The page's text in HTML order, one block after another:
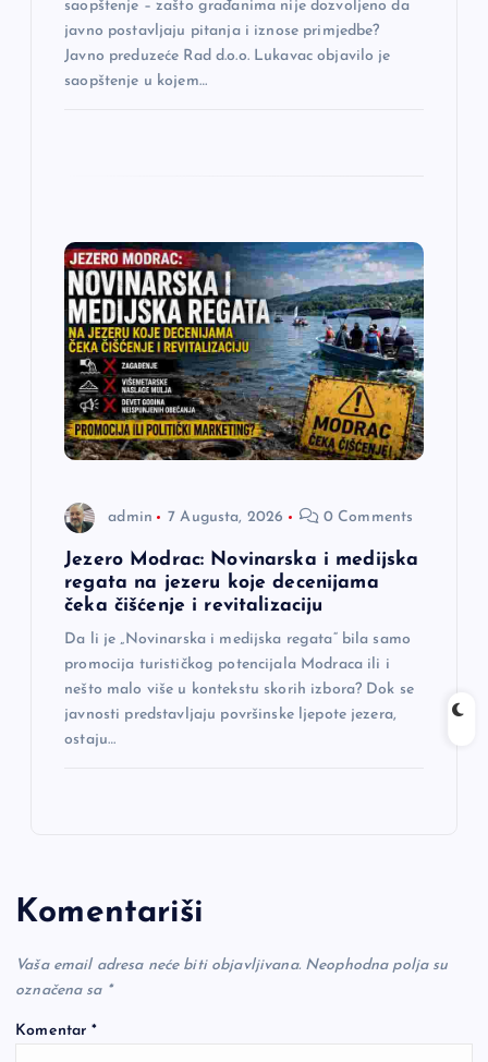
saopštenje – zašto građanima nije dozvoljeno da
javno postavljaju pitanja i iznose primjedbe?
Javno preduzeće Rad d.o.o. Lukavac objavilo je
saopštenje u kojem…
admin 7 Augusta, 2026 0 Comments
Jezero Modrac: Novinarska i medijska
regata na jezeru koje decenijama
čeka čišćenje i revitalizaciju
Da li je „Novinarska i medijska regata“ bila samo
promocija turističkog potencijala Modraca ili i
nešto malo više u kontekstu skorih izbora? Dok se
javnosti predstavljaju površinske ljepote jezera,
ostaju…
Komentariši
Vaša email adresa neće biti objavljivana. Neophodna polja su
označena sa *
Komentar*